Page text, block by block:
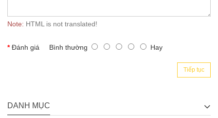
Note: HTML is not translated!
Đánh giá Bình thường Hay
Tiếp tục
DANH MỤC